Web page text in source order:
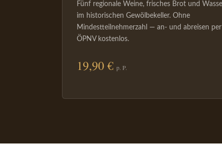
Fünf regionale Weine, frisches Brot und
im historischen Gewölbekeller. Ohne
Mindestteilnehmerzahl — an- und abreisen per
ÖPNV kostenlos.
19,90 € p. P.